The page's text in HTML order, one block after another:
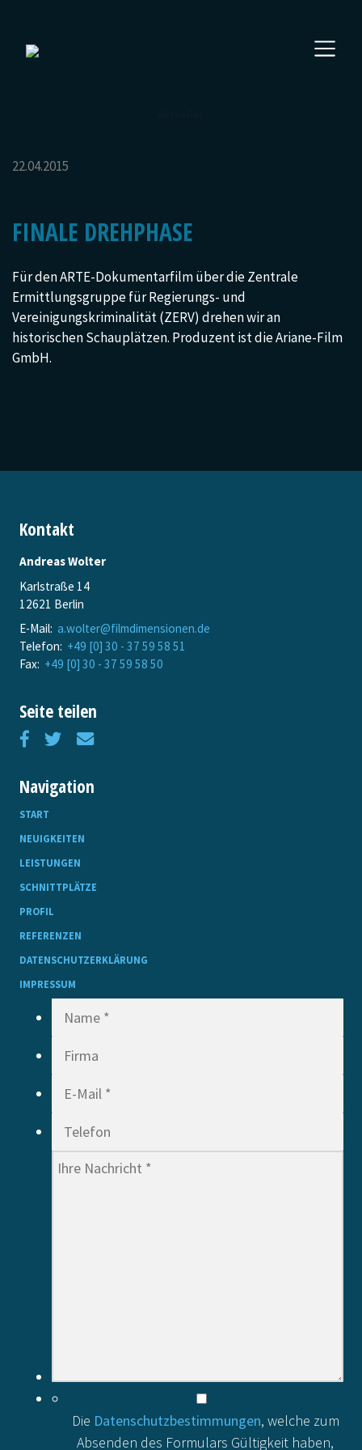
22.04.2015
FINALE DREHPHASE
Für den ARTE-Dokumentarfilm über die Zentrale
Ermittlungsgruppe für Regierungs- und
Vereinigungskriminalität (ZERV) drehen wir an
historischen Schauplätzen. Produzent ist die Ariane-Film
GmbH.
Kontakt
Andreas Wolter
Karlstraße 14
12621 Berlin
E-Mail: a.wolter@filmdimensionen.de
Telefon: +49 [0] 30 - 37 59 58 51
Fax: +49 [0] 30 - 37 59 58 50
Seite teilen
Navigation
START
NEUIGKEITEN
LEISTUNGEN
SCHNITTPLÄTZE
PROFIL
REFERENZEN
DATENSCHUTZERKLÄRUNG
IMPRESSUM
Die Datenschutzbestimmungen, welche zum
Absenden des Formulars Gültigkeit haben,